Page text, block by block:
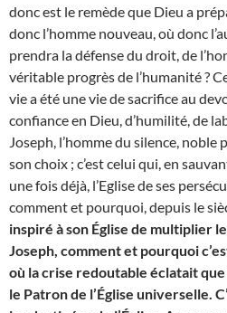
donc est le remède que Dieu a
donc l’homme nouveau, où donc
prendra la défense du droit, de
véritable progrès de l’humanité ?
vie a été une vie de sacrifice au
confiance en Dieu, d’humilité, de
Joseph, l’homme du silence, noble
son choix ; c’est celui qui, en
une fois déjà, l’Eglise de ses
comment et pourquoi, depuis le
inspiré à son Église de multiplier
Joseph, comment et pourquoi
où la crise redoutable éclatait
le Patron de l’Église universelle.